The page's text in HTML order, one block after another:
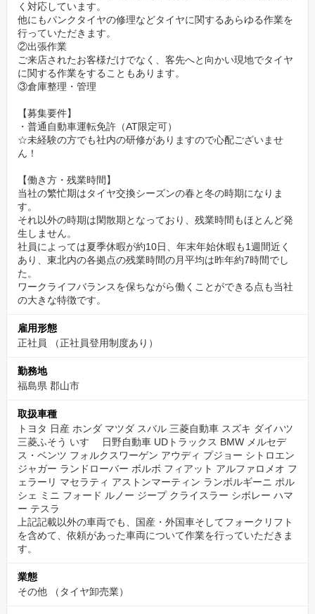
く対応しています。
他にもパンクタイヤの修理などタイヤに関するあらゆる作業を
行っていただきます。
②出張作業
ご来店されたお客様だけでなく、客先へと向かい現地でタイヤ
に関する作業をすることもあります。
③倉庫整理・管理
【募集要件】
・普通自動車運転免許（AT限定可）
☆未経験の方でも社内の研修がありますので心配ございませ
ん！
【働き方・残業時間】
当社の繁忙期はタイヤ交換シーズンの春と冬の時期になりま
す。
それ以外の時期は閑散期となっており、残業時間もほとんど発
生しません。
社員によっては夏季休暇が約10日、年末年始休暇も1週間近く
あり、東北内の各拠点の残業時間の月平均は昨年約7時間でし
た。
ワークライフバランスを保ちながら働くことができる点も当社
の大きな特徴です。
雇用形態
正社員 （正社員登用制度あり）
勤務地
福島県 郡山市
取扱車種
トヨタ 日産 ホンダ マツダ スバル 三菱自動車 スズキ ダイハツ
三菱ふそう いすゞ 日野自動車 UDトラックス BMW メルセデ
ス・ベンツ フォルクスワーゲン アウディ プジョー シトロエン
ジャガー ランドローバー ボルボ フィアット アルファロメオ フ
ェラーリ マセラティ アストンマーティン ランボルギーニ ポル
シェ ミニ フォード ルノー ジープ クライスラー シボレー ハマ
ー テスラ
上記記載以外の車両でも、国産・外国車そしてフォークリフト
を含めて、依頼があった車両について作業を行っていただきま
す。
業態
その他
（タイヤ卸売業）